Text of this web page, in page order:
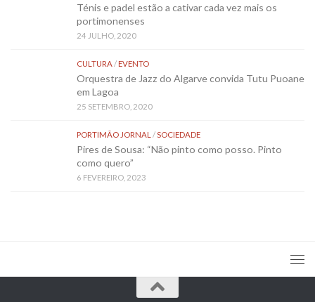
Ténis e padel estão a cativar cada vez mais os
portimonenses
24 JULHO, 2020
CULTURA/EVENTO
Orquestra de Jazz do Algarve convida Tutu Puoane
em Lagoa
25 SETEMBRO, 2020
PORTIMÃO JORNAL /SOCIEDADE
Pires de Sousa: “Não pinto como posso. Pinto
como quero”
6 FEVEREIRO, 2023